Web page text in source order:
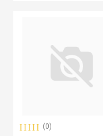
(0)